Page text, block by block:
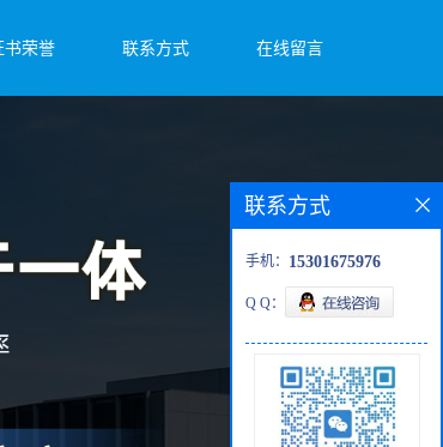
书荣誉 联系方式 在线留言
联系方式
手机： 15301675976
Q Q：